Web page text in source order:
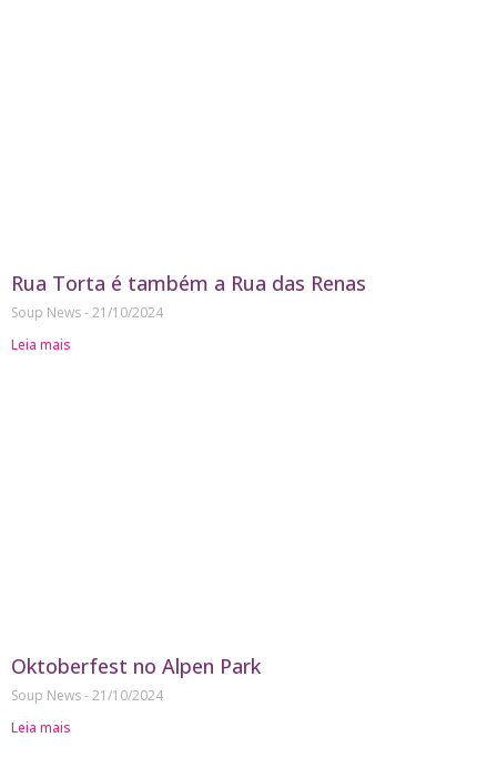
Rua Torta é também a Rua das Renas
Soup News 21/10/2024
Leia mais
Oktoberfest no Alpen Park
Soup News 21/10/2024
Leia mais